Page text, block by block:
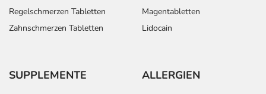
Regelschmerzen Tabletten
Zahnschmerzen Tabletten
Magentabletten
Lidocain
SUPPLEMENTE ALLERGIEN